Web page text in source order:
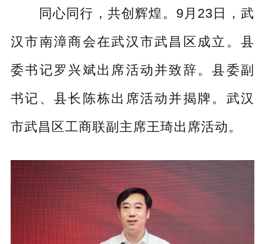
同心同行，共创辉煌。9月23日，武
汉市南漳商会在武汉市武昌区成立。县
委书记罗兴斌出席活动并致辞。县委副
书记、县长陈栋出席活动并揭牌。武汉
市武昌区工商联副主席王琦出席活动。